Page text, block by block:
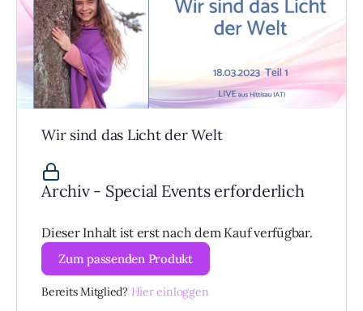
Wir sind das Licht der Welt
Archiv - Special Events erforderlich
Dieser Inhalt ist erst nach dem Kauf verfügbar.
Zum passenden Produkt
Bereits Mitglied? Hier einloggen